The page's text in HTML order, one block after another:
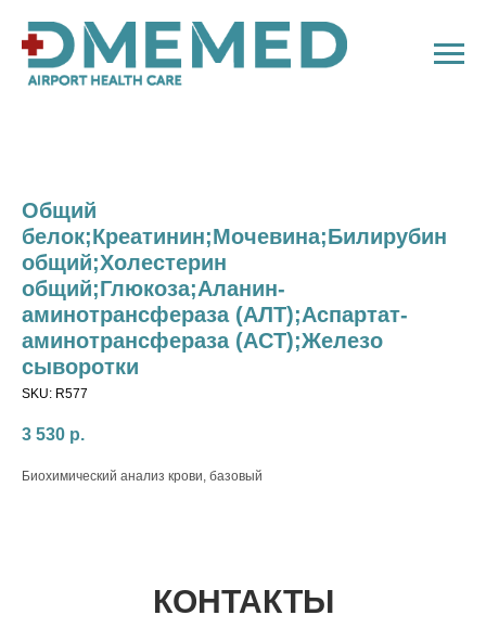
Общий
белок;Креатинин;Мочевина;Билирубин
общий;Холестерин
общий;Глюкоза;Аланин-
аминотрансфераза (АЛТ);Аспартат-
аминотрансфераза (АСТ);Железо
сыворотки
SKU: R577
3 530 р.
Биохимический анализ крови, базовый
КОНТАКТЫ